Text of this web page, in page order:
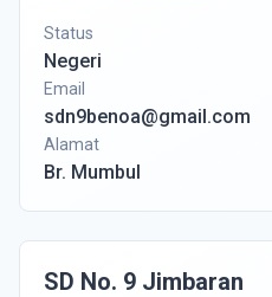
Status
Negeri
Email
sdn9benoa@gmail.com
Alamat
Br. Mumbul
SD No. 9 Jimbaran